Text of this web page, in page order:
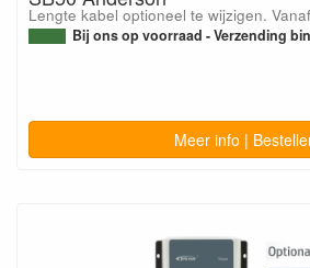
Lengte kabel optioneel te wijzigen.
Bij ons op voorraad - Verzending
Meer info |